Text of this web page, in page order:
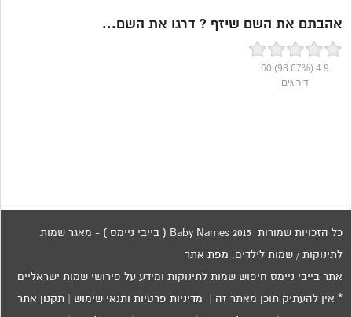
אהבתם את השם שיזף ? דרגו את השם...
4.9
(98.67%)
60
דירוגים
כל הזכויות שמורות 2015 Baby Names ( בייבי ניימס ) - מאגר שמות
לתינוקות / שמות לילדים. מפת אתר
אתר בייבי ניימס חיפוש שמות לתינוקות ומידע על פירושי שמות ישראליים
* אין להעתיק תוכן מאתר זה | מדיניות פרטיות ותנאי שימוש תקנון אתר